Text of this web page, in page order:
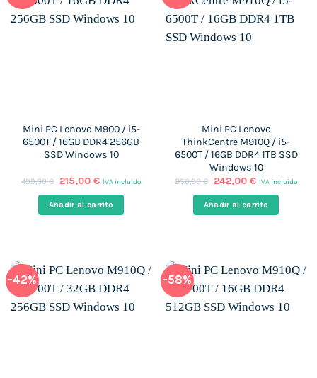
Mini PC Lenovo M900 / i5-
6500T / 16GB DDR4 256GB
SSD Windows 10
499,00€
El
original
era:
215,00 €El
actual
es:
IVA incluido
Añadir al carrito
Mini PC Lenovo
ThinkCentre M910Q / i5-
6500T / 16GB DDR4 1TB SSD
Windows 10
850,00€
El
original
era:
242,00 €El
actual
es:
IVA incluido
Añadir al carrito
-42% -58%